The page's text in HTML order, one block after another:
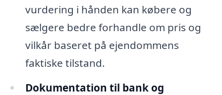
vurdering i hånden kan købere og
sælgere bedre forhandle om pris og
vilkår baseret på ejendommens
faktiske tilstand.
Dokumentation til bank og